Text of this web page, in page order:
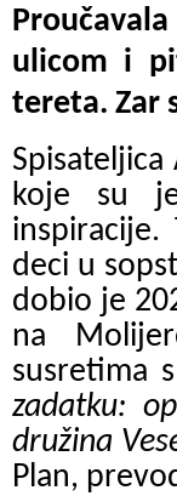
ulicom i
tereta. Zar
Spisateljica
koje su
deci u
dobio je
na
susretima
zadatku:
družina
Plan,